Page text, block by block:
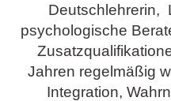
Deutschlehrerin,
psychologische
Jahren regelmäßig
Integration,